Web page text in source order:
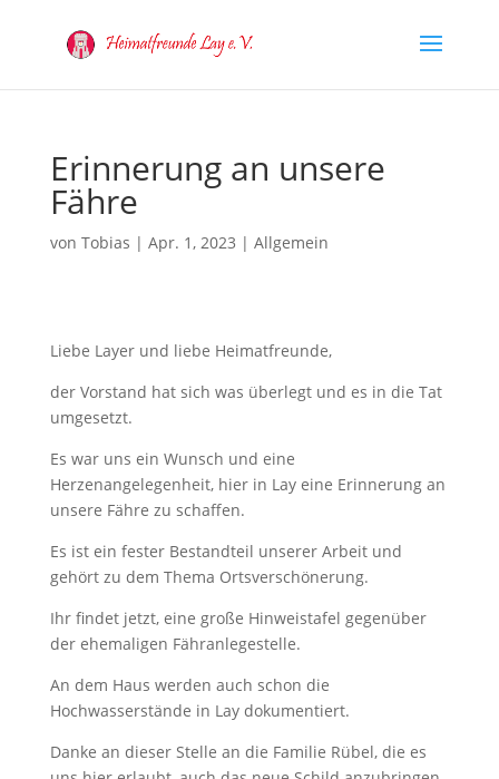
Erinnerung an unsere
Fähre
von Tobias | Apr. 1, 2023 | Allgemein
Liebe Layer und liebe Heimatfreunde,
der Vorstand hat sich was überlegt und es in die Tat
umgesetzt.
Es war uns ein Wunsch und eine
Herzenangelegenheit, hier in Lay eine Erinnerung an
unsere Fähre zu schaffen.
Es ist ein fester Bestandteil unserer Arbeit und
gehört zu dem Thema Ortsverschönerung.
Ihr findet jetzt, eine große Hinweistafel gegenüber
der ehemaligen Fähranlegestelle.
An dem Haus werden auch schon die
Hochwasserstände in Lay dokumentiert.
Danke an dieser Stelle an die Familie Rübel, die es